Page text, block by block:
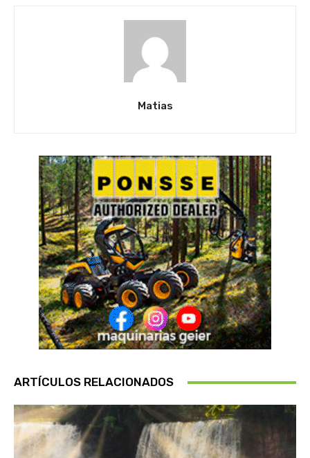
Matias
ARTÍCULOS RELACIONADOS